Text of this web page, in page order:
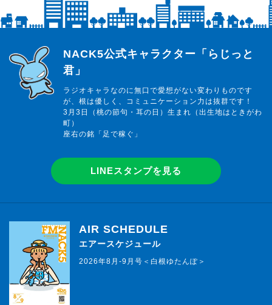
らじっと君
NACK5公式キャラクター「らじっと
君」
ラジオキャラなのに無口で愛想がない変わりものです
が、根は優しく、コミュニケーション力は抜群です！
3月3日（桃の節句・耳の日）生まれ（出生地はときがわ
町）
座右の銘「足で稼ぐ」
LINEスタンプを見る
AIR SCHEDULE
エアースケジュール
2026年8月-9月号＜白根ゆたんぽ＞